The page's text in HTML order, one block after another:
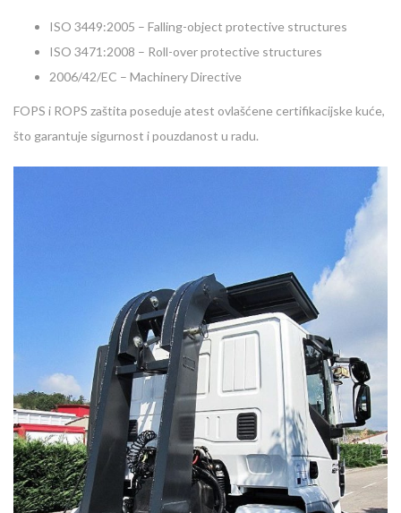
ISO 3449:2005 – Falling-object protective structures
ISO 3471:2008 – Roll-over protective structures
2006/42/EC – Machinery Directive
FOPS i ROPS zaštita poseduje atest ovlašćene certifikacijske kuće,
što garantuje sigurnost i pouzdanost u radu.